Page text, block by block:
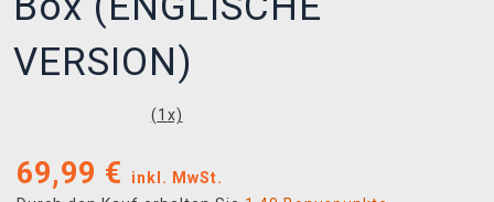
VERSION)
(1 x)
69,99 €
inkl. MwSt.